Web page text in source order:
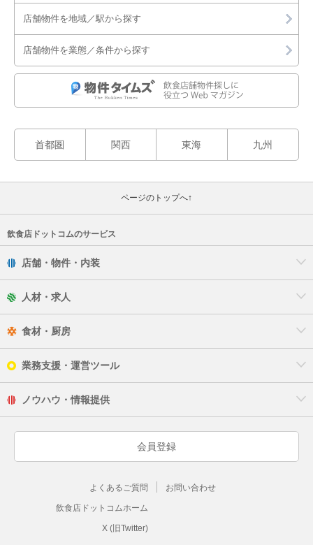
店舗物件を地域／駅から探す
店舗物件を業態／条件から探す
首都圏 関西 東海 九州
ページのトップへ↑
飲食店ドットコムのサービス
店舗・物件・内装
人材・求人
食材・厨房
業務支援・運営ツール
ノウハウ・情報提供
会員登録
よくあるご質問 お問い合わせ
飲食店ドットコムホーム
X (旧Twitter)